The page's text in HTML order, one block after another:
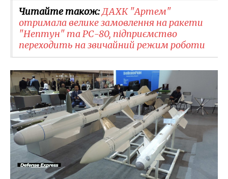
Читайте також:ДАХК "Артем"
отримала велике замовлення на ракети
"Нептун" та РС-80, підприємство
переходить на звичайний режим роботи